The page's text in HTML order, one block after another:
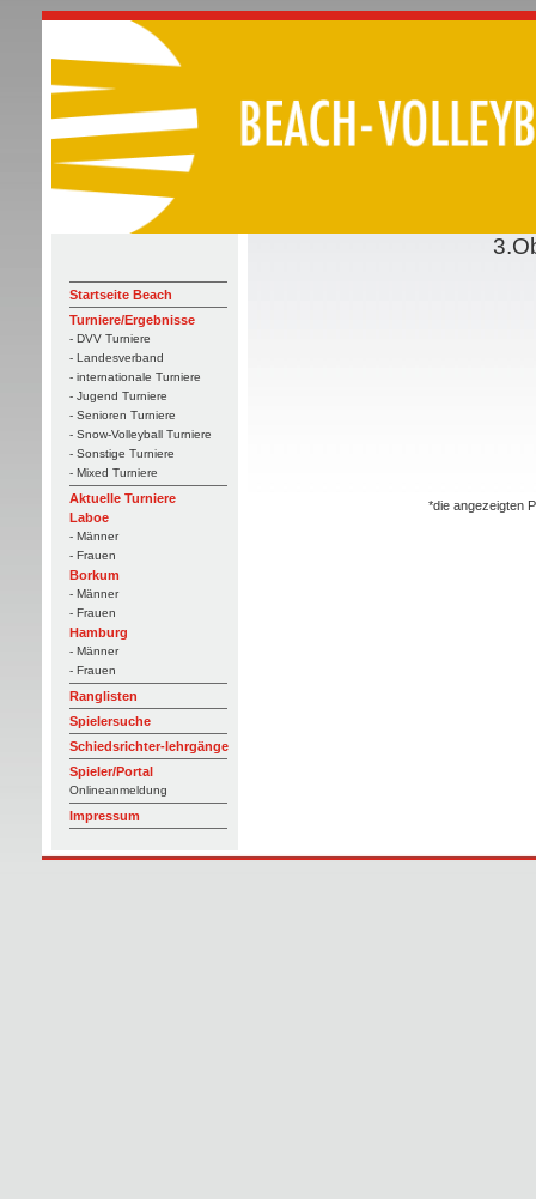
Startseite Beach
Turniere/Ergebnisse
- DVV Turniere
- Landesverband
- internationale Turniere
- Jugend Turniere
- Senioren Turniere
- Snow-Volleyball Turniere
- Sonstige Turniere
- Mixed Turniere
Aktuelle Turniere
Laboe
- Männer
- Frauen
Borkum
- Männer
- Frauen
Hamburg
- Männer
- Frauen
Ranglisten
Spielersuche
Schiedsrichter-lehrgänge
Spieler/Portal
Onlineanmeldung
Impressum
*die angezeigten